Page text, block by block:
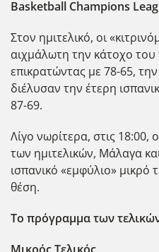
Basketball Champions
Στον ημιτελικό, οι
αιχμάλωτη την κάτοχο
επικρατώντας με 78-65,
διέλυσαν την έτερη
87-69.
Λίγο νωρίτερα, στις 18:00,
των ημιτελικών, Μάλαγα
ισπανικό «εμφύλιο» μικρό
θέση.
Το πρόγραμμα των